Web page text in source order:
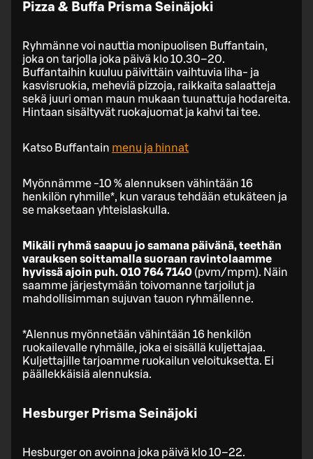
Pizza & Buffa Prisma Seinäjoki
Ryhmänne voi nauttia monipuolisen Buffantain,
joka on tarjolla joka päivä klo 10.30–20.
Buffantaihin kuuluu päivittäin vaihtuvia liha- ja
kasvisruokia, meheviä pizzoja, raikkaita salaatteja
sekä juuri oman maun mukaan tuunattuja hodareita.
Hintaan sisältyvät ruokajuomat ja kahvi tai tee.
Katso Buffantain menu ja hinnat
Myönnämme -10 % alennuksen vähintään 16
henkilön ryhmille*, kun varaus tehdään etukäteen ja
se maksetaan yhteislaskulla.
Mikäli ryhmä saapuu jo samana päivänä, teethän
varauksen soittamalla suoraan ravintolaamme
hyvissä ajoin puh. 010 764 7140 (pvm/mpm). Näin
saamme järjestymään toivomanne tarjoilut ja
mahdollisimman sujuvan tauon ryhmällenne.
*Alennus myönnetään vähintään 16 henkilön
ruokailevalle ryhmälle, joka ei sisällä kuljettajaa.
Kuljettajille tarjoamme ruokailun veloituksetta. Ei
päällekkäisiä alennuksia.
Hesburger Prisma Seinäjoki
Hesburger on avoinna joka päivä klo 10–22.